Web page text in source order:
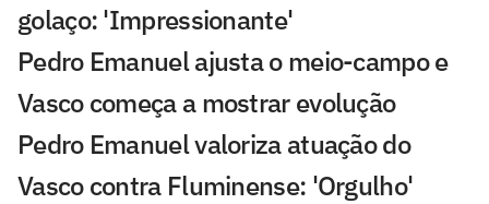
golaço: 'Impressionante'
Pedro Emanuel ajusta o meio-campo e
Vasco começa a mostrar evolução
Pedro Emanuel valoriza atuação do
Vasco contra Fluminense: 'Orgulho'